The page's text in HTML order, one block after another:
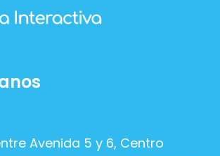
Avenida 5 y 6, Centro